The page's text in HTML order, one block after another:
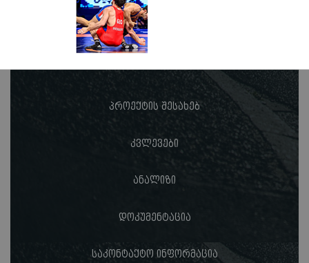
პროექტის შესახებ
კვლევები
ანალიზი
დოკუმენტაცია
საკონტაქტო ინფორმაცია